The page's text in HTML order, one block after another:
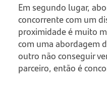
Em segundo lugar,
concorrente com um
proximidade é muito
com uma abordagem
outro não conseguir
parceiro, então é